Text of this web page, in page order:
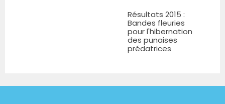
Résultats 2015 :
Bandes fleuries
pour l'hibernation
des punaises
prédatrices